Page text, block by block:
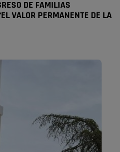
DE FAMILIAS
VALOR PERMANENTE DE LA